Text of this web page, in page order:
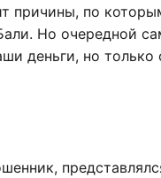
причины, по
Но очередной
деньги, но только